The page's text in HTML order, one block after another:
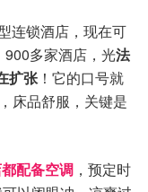
连锁酒店，现在可
多家酒店，光法
扩张！它的口号就
床品舒服，关键是
配备空调 ，预定时